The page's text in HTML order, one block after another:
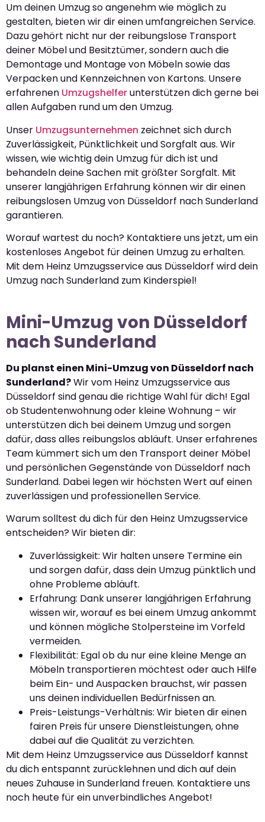
Um deinen Umzug so angenehm wie möglich zu
gestalten, bieten wir dir einen umfangreichen Service.
Dazu gehört nicht nur der reibungslose Transport
deiner Möbel und Besitztümer, sondern auch die
Demontage und Montage von Möbeln sowie das
Verpacken und Kennzeichnen von Kartons. Unsere
erfahrenen Umzugshelferunterstützen dich gerne bei
allen Aufgaben rund um den Umzug.
Unser Umzugsunternehmen zeichnet sich durch
Zuverlässigkeit, Pünktlichkeit und Sorgfalt aus. Wir
wissen, wie wichtig dein Umzug für dich ist und
behandeln deine Sachen mit größter Sorgfalt. Mit
unserer langjährigen Erfahrung können wir dir einen
reibungslosen Umzug von Düsseldorf nach Sunderland
garantieren.
Worauf wartest du noch? Kontaktiere uns jetzt, um ein
kostenloses Angebot für deinen Umzug zu erhalten.
Mit dem Heinz Umzugsservice aus Düsseldorf wird dein
Umzug nach Sunderland zum Kinderspiel!
Mini-Umzug von Düsseldorf
nach Sunderland
Du planst einen Mini-Umzug von Düsseldorf nach
Sunderland?Wir vom Heinz Umzugsservice aus
Düsseldorf sind genau die richtige Wahl für dich! Egal
ob Studentenwohnung oder kleine Wohnung – wir
unterstützen dich bei deinem Umzug und sorgen
dafür, dass alles reibungslos abläuft. Unser erfahrenes
Team kümmert sich um den Transport deiner Möbel
und persönlichen Gegenstände von Düsseldorf nach
Sunderland. Dabei legen wir höchsten Wert auf einen
zuverlässigen und professionellen Service.
Warum solltest du dich für den Heinz Umzugsservice
entscheiden? Wir bieten dir:
Zuverlässigkeit: Wir halten unsere Termine ein
und sorgen dafür, dass dein Umzug pünktlich und
ohne Probleme abläuft.
Erfahrung: Dank unserer langjährigen Erfahrung
wissen wir, worauf es bei einem Umzug ankommt
und können mögliche Stolpersteine im Vorfeld
vermeiden.
Flexibilität: Egal ob du nur eine kleine Menge an
Möbeln transportieren möchtest oder auch Hilfe
beim Ein- und Auspacken brauchst, wir passen
uns deinen individuellen Bedürfnissen an.
Preis-Leistungs-Verhältnis: Wir bieten dir einen
fairen Preis für unsere Dienstleistungen, ohne
dabei auf die Qualität zu verzichten.
Mit dem Heinz Umzugsservice aus Düsseldorf kannst
du dich entspannt zurücklehnen und dich auf dein
neues Zuhause in Sunderland freuen. Kontaktiere uns
noch heute für ein unverbindliches Angebot!